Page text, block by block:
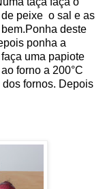
peixe o sal e as
deste
ponha a
uma papiote
forno a 200°C
fornos. Depois